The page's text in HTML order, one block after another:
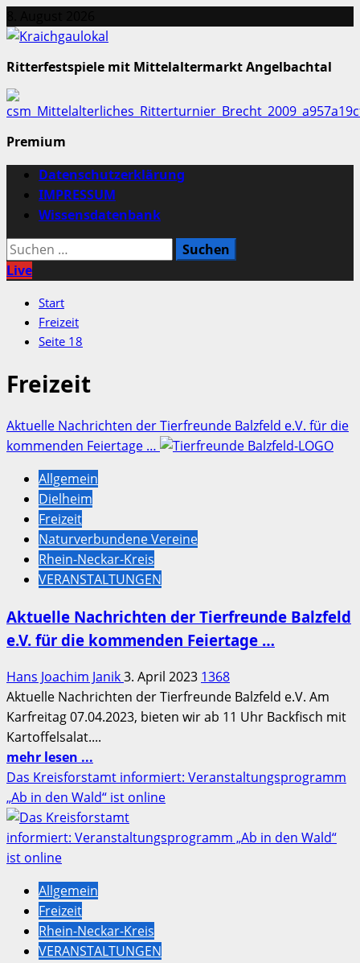
Inhalt
Ritterfestspiele mit Mittelaltermarkt Angelbachtal
Premium
Primäres
Menü
Datenschutzerklärung
IMPRESSUM
Wissensdatenbank
Suchen
nach:
Live
Start
Freizeit
Seite 18
Freizeit
Aktuelle Nachrichten der Tierfreunde Balzfeld e.V. für die
kommenden Feiertage …
Allgemein
Dielheim
Freizeit
Naturverbundene Vereine
Rhein-Neckar-Kreis
VERANSTALTUNGEN
Aktuelle Nachrichten der Tierfreunde Balzfeld
e.V. für die kommenden Feiertage …
Hans Joachim Janik3. April 2023 1368
Aktuelle Nachrichten der Tierfreunde Balzfeld e.V. Am
Karfreitag 07.04.2023, bieten wir ab 11 Uhr Backfisch mit
Kartoffelsalat....
mehr lesen ...
Informationen
über
Aktuelle
Nachrichten
Balzfeld
für
die
Das Kreisforstamt informiert: Veranstaltungsprogramm
„Ab in den Wald“ ist online
Allgemein
Freizeit
Rhein-Neckar-Kreis
VERANSTALTUNGEN